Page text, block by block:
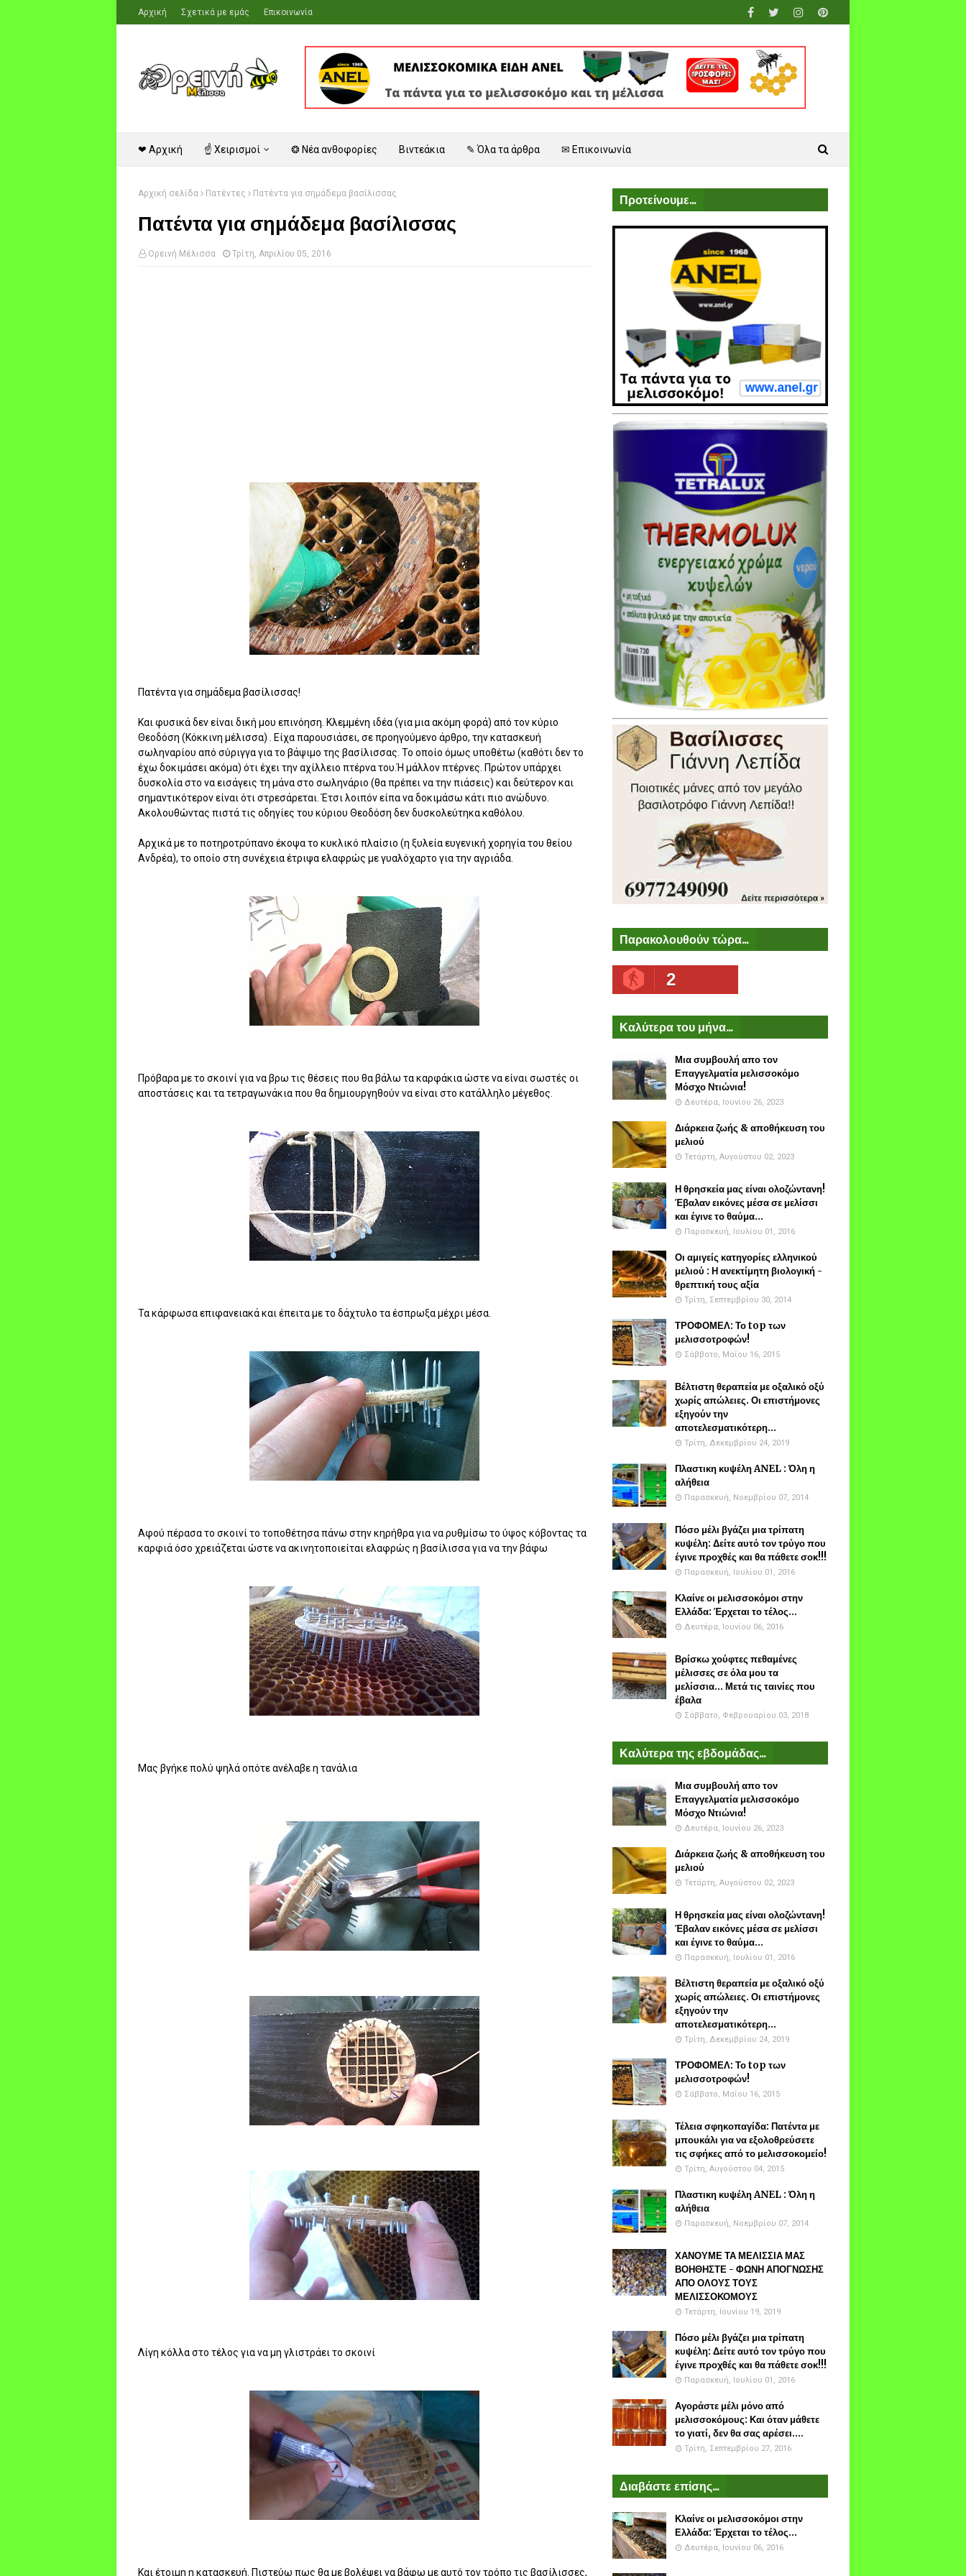
Αρχική Σχετικά με εμάς Επικοινωνία
❤ Αρχική ☝ Χειρισμοί ❂ Νέα ανθοφορίες Βιντεάκια ✎ Όλα τα άρθρα ✉ Επικοινωνία
Αρχική σελίδα Πατέντες Πατέντα για σημάδεμα βασίλισσας
Πατέντα για σημάδεμα βασίλισσας
Ορεινή Μέλισσα Τρίτη, Απριλίου 05, 2016
Πατέντα για σημάδεμα βασίλισσας!
Και φυσικά δεν είναι δική μου επινόηση. Κλεμμένη ιδέα (για μια ακόμη φορά) από τον κύριο
Θεοδόση (Κόκκινη μέλισσα) . Είχα παρουσιάσει, σε προηγούμενο άρθρο, την κατασκευή
σωληναρίου από σύριγγα για το βάψιμο της βασίλισσας. Το οποίο όμως υποθέτω (καθότι δεν το
έχω δοκιμάσει ακόμα) ότι έχει την αχίλλειο πτέρνα του.Ή μάλλον πτέρνες. Πρώτον υπάρχει
δυσκολία στο να εισάγεις τη μάνα στο σωληνάριο (θα πρέπει να την πιάσεις) και δεύτερον και
σημαντικότερον είναι ότι στρεσάρεται. Έτσι λοιπόν είπα να δοκιμάσω κάτι πιο ανώδυνο.
Ακολουθώντας πιστά τις οδηγίες του κύριου Θεοδόση δεν δυσκολεύτηκα καθόλου.
Αρχικά με το ποτηροτρύπανο έκοψα το κυκλικό πλαίσιο (η ξυλεία ευγενική χορηγία του θείου
Ανδρέα), το οποίο στη συνέχεια έτριψα ελαφρώς με γυαλόχαρτο για την αγριάδα.
Πρόβαρα με το σκοινί για να βρω τις θέσεις που θα βάλω τα καρφάκια ώστε να είναι σωστές οι
αποστάσεις και τα τετραγωνάκια που θα δημιουργηθούν να είναι στο κατάλληλο μέγεθος.
Τα κάρφωσα επιφανειακά και έπειτα με το δάχτυλο τα έσπρωξα μέχρι μέσα.
Αφού πέρασα το σκοινί το τοποθέτησα πάνω στην κηρήθρα για να ρυθμίσω το ύψος κόβοντας τα
καρφιά όσο χρειάζεται ώστε να ακινητοποιείται ελαφρώς η βασίλισσα για να την βάφω
Μας βγήκε πολύ ψηλά οπότε ανέλαβε η τανάλια
Λίγη κόλλα στο τέλος για να μη γλιστράει το σκοινί
Και έτοιμη η κατασκευή. Πιστεύω πως θα με βολέψει να βάφω με αυτό τον τρόπο τις βασίλισσες,
Προτείνουμε...
Παρακολουθούν τώρα...
2
Καλύτερα του μήνα...
Μια συμβουλή απο τον
Επαγγελματία μελισσοκόμο
Μόσχο Ντιώνια!
Δευτέρα, Ιουνίου 26, 2023
Διάρκεια ζωής & αποθήκευση του
μελιού
Τετάρτη, Αυγούστου 02, 2023
Η θρησκεία μας είναι ολοζώντανη!
Έβαλαν εικόνες μέσα σε μελίσσι
και έγινε το θαύμα...
Παρασκευή, Ιουλίου 01, 2016
Οι αμιγείς κατηγορίες ελληνικού
μελιού : Η ανεκτίμητη βιολογική -
θρεπτική τους αξία
Τρίτη, Σεπτεμβρίου 30, 2014
ΤΡΟΦΟΜΕΛ: Το top των
μελισσοτροφών!
Σάββατο, Μαΐου 16, 2015
Βέλτιστη θεραπεία με οξαλικό οξύ
χωρίς απώλειες. Οι επιστήμονες
εξηγούν την
αποτελεσματικότερη...
Τρίτη, Δεκεμβρίου 24, 2019
Πλαστικη κυψέλη ANEL : Όλη η
αλήθεια
Παρασκευή, Νοεμβρίου 07, 2014
Πόσο μέλι βγάζει μια τρίπατη
κυψέλη: Δείτε αυτό τον τρύγο που
έγινε προχθές και θα πάθετε σοκ!!!
Παρασκευή, Ιουλίου 01, 2016
Κλαίνε οι μελισσοκόμοι στην
Ελλάδα: Έρχεται το τέλος...
Δευτέρα, Ιουνίου 06, 2016
Βρίσκω χούφτες πεθαμένες
μέλισσες σε όλα μου τα
μελίσσια... Μετά τις ταινίες που
έβαλα
Σάββατο, Φεβρουαρίου 03, 2018
Καλύτερα της εβδομάδας...
Μια συμβουλή απο τον
Επαγγελματία μελισσοκόμο
Μόσχο Ντιώνια!
Δευτέρα, Ιουνίου 26, 2023
Διάρκεια ζωής & αποθήκευση του
μελιού
Τετάρτη, Αυγούστου 02, 2023
Η θρησκεία μας είναι ολοζώντανη!
Έβαλαν εικόνες μέσα σε μελίσσι
και έγινε το θαύμα...
Παρασκευή, Ιουλίου 01, 2016
Βέλτιστη θεραπεία με οξαλικό οξύ
χωρίς απώλειες. Οι επιστήμονες
εξηγούν την
αποτελεσματικότερη...
Τρίτη, Δεκεμβρίου 24, 2019
ΤΡΟΦΟΜΕΛ: Το top των
μελισσοτροφών!
Σάββατο, Μαΐου 16, 2015
Τέλεια σφηκοπαγίδα: Πατέντα με
μπουκάλι για να εξολοθρεύσετε
τις σφήκες από το μελισσοκομείο!
Τρίτη, Αυγούστου 04, 2015
Πλαστικη κυψέλη ANEL : Όλη η
αλήθεια
Παρασκευή, Νοεμβρίου 07, 2014
ΧΑΝΟΥΜΕ ΤΑ ΜΕΛΙΣΣΙΑ ΜΑΣ
ΒΟΗΘΗΣΤΕ - ΦΩΝΗ ΑΠΟΓΝΩΣΗΣ
ΑΠΟ ΟΛΟΥΣ ΤΟΥΣ
ΜΕΛΙΣΣΟΚΟΜΟΥΣ
Τετάρτη, Ιουνίου 19, 2019
Πόσο μέλι βγάζει μια τρίπατη
κυψέλη: Δείτε αυτό τον τρύγο που
έγινε προχθές και θα πάθετε σοκ!!!
Παρασκευή, Ιουλίου 01, 2016
Αγοράστε μέλι μόνο από
μελισσοκόμους: Και όταν μάθετε
το γιατί, δεν θα σας αρέσει....
Τρίτη, Σεπτεμβρίου 27, 2016
Διαβάστε επίσης...
Κλαίνε οι μελισσοκόμοι στην
Ελλάδα: Έρχεται το τέλος...
Δευτέρα, Ιουνίου 06, 2016